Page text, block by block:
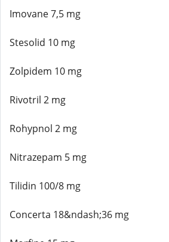
Imovane 7,5 mg
Stesolid 10 mg
Zolpidem 10 mg
Rivotril 2 mg
Rohypnol 2 mg
Nitrazepam 5 mg
Tilidin 100/8 mg
Concerta 18&ndash;36 mg